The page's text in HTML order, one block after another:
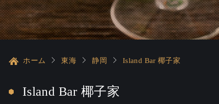
ホーム 東海 静岡 Island Bar 椰子家
Island Bar 椰子家